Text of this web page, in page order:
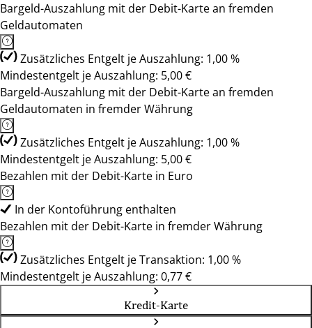
Bargeld-Auszahlung mit der Debit-Karte an fremden
Geldautomaten
Zusätzliches Entgelt je Auszahlung: 1,00 %
Mindestentgelt je Auszahlung: 5,00 €
Bargeld-Auszahlung mit der Debit-Karte an fremden
Geldautomaten in fremder Währung
Zusätzliches Entgelt je Auszahlung: 1,00 %
Mindestentgelt je Auszahlung: 5,00 €
Bezahlen mit der Debit-Karte in Euro
In der Kontoführung enthalten
Bezahlen mit der Debit-Karte in fremder Währung
Zusätzliches Entgelt je Transaktion: 1,00 %
Mindestentgelt je Auszahlung: 0,77 €
Kredit-Karte